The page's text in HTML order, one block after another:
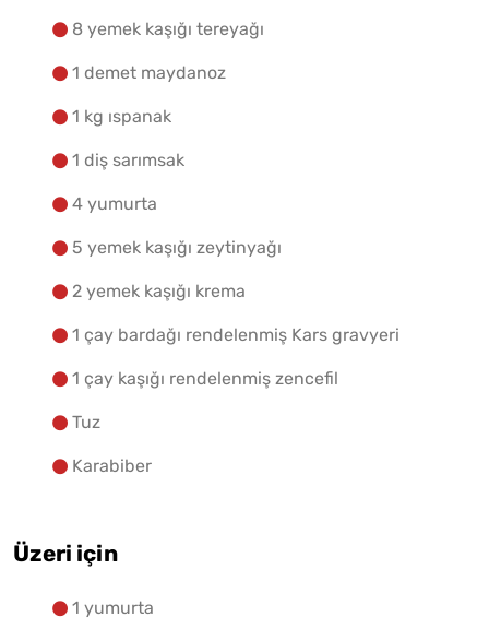
8 yemek kaşığı tereyağı
1 demet maydanoz
1 kg ıspanak
1 diş sarımsak
4 yumurta
5 yemek kaşığı zeytinyağı
2 yemek kaşığı krema
1 çay bardağı rendelenmiş Kars gravyeri
1 çay kaşığı rendelenmiş zencefil
Tuz
Karabiber
Üzeri için
1 yumurta